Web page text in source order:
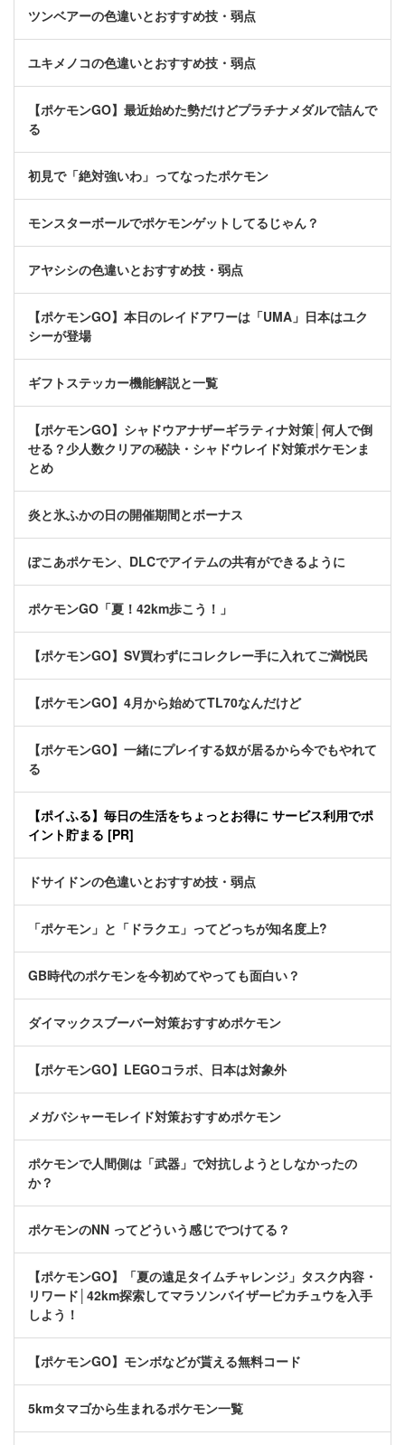
ツンベアーの色違いとおすすめ技・弱点
ユキメノコの色違いとおすすめ技・弱点
【ポケモンGO】最近始めた勢だけどプラチナメダルで詰んで
る
初見で「絶対強いわ」ってなったポケモン
モンスターボールでポケモンゲットしてるじゃん？
アヤシシの色違いとおすすめ技・弱点
【ポケモンGO】本日のレイドアワーは「UMA」日本はユク
シーが登場
ギフトステッカー機能解説と一覧
【ポケモンGO】シャドウアナザーギラティナ対策│何人で倒
せる？少人数クリアの秘訣・シャドウレイド対策ポケモンま
とめ
炎と氷ふかの日の開催期間とボーナス
ぽこあポケモン、DLCでアイテムの共有ができるように
ポケモンGO「夏！42km歩こう！」
【ポケモンGO】SV買わずにコレクレー手に入れてご満悦民
【ポケモンGO】4月から始めてTL70なんだけど
【ポケモンGO】一緒にプレイする奴が居るから今でもやれて
る
【ポイふる】毎日の生活をちょっとお得に サービス利用でポ
イント貯まる [PR]
ドサイドンの色違いとおすすめ技・弱点
「ポケモン」と「ドラクエ」ってどっちが知名度上?
GB時代のポケモンを今初めてやっても面白い？
ダイマックスブーバー対策おすすめポケモン
【ポケモンGO】LEGOコラボ、日本は対象外
メガバシャーモレイド対策おすすめポケモン
ポケモンで人間側は「武器」で対抗しようとしなかったの
か？
ポケモンのNN ってどういう感じでつけてる？
【ポケモンGO】「夏の遠足タイムチャレンジ」タスク内容・
リワード│42km探索してマラソンバイザーピカチュウを入手
しよう！
【ポケモンGO】モンボなどが貰える無料コード
5kmタマゴから生まれるポケモン一覧